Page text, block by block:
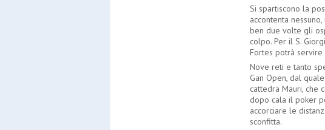
Si spartiscono la
accontenta
ben due volte gli
colpo. Per il S.
Fortes potrà
Nove reti e tanto
Gan Open, dal
cattedra Mauri, che
dopo cala il poker
accorciare le
sconfitta.